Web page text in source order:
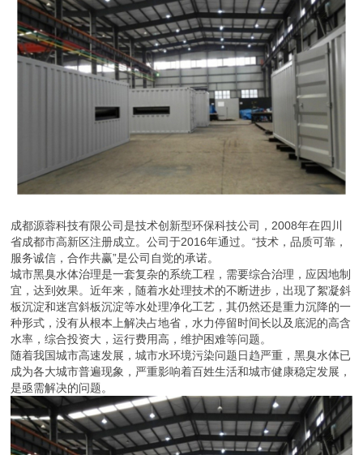
成都源蓉科技有限公司是技术创新型环保科技公司，2008年在四川
省成都市高新区注册成立。公司于2016年通过。“技术，品质可靠，
服务诚信，合作共赢”是公司自觉的承诺。
城市黑臭水体治理是一套复杂的系统工程，需要综合治理，应因地制
宜，达到效果。近年来，随着水处理技术的不断进步，出现了絮凝斜
板沉淀和迷宫斜板沉淀等水处理净化工艺，其仍然还是重力沉降的一
种形式，没有从根本上解决占地省，水力停留时间长以及底泥的高含
水率，综合投资大，运行费用高，维护困难等问题。
随着我国城市高速发展，城市水环境污染问题日趋严重，黑臭水体已
成为各大城市普遍现象，严重影响着百姓生活和城市健康稳定发展，
是亟需解决的问题。